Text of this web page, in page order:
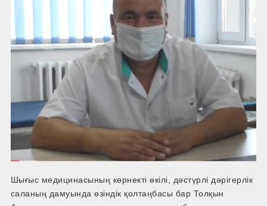
Шығыс медицинасының көрнекті өкілі, дәстүрлі дәрігерлік
саланың дамуында өзіндік қолтаңбасы бар Толқын